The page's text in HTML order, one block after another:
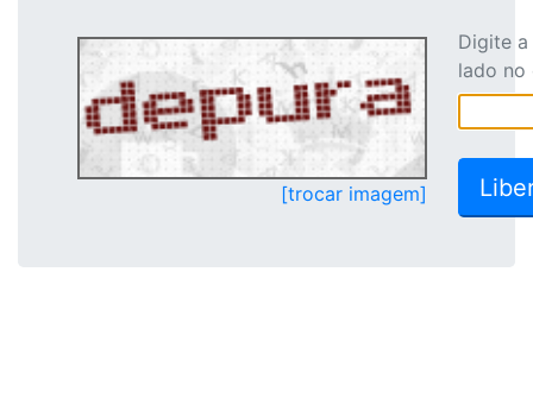
[trocar imagem]
Digite
lado no